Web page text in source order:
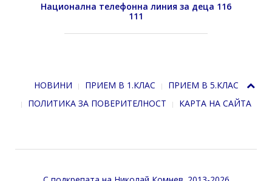
Национална телефонна линия за деца 116
111
НОВИНИ ПРИЕМ В 1.КЛАС
ПРИЕМ В 5.КЛАС
ПОЛИТИКА ЗА ПОВЕРИТЕЛНОСТ
КАРТА НА САЙТА